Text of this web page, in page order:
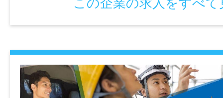
月平均：10時間程度
特記事項